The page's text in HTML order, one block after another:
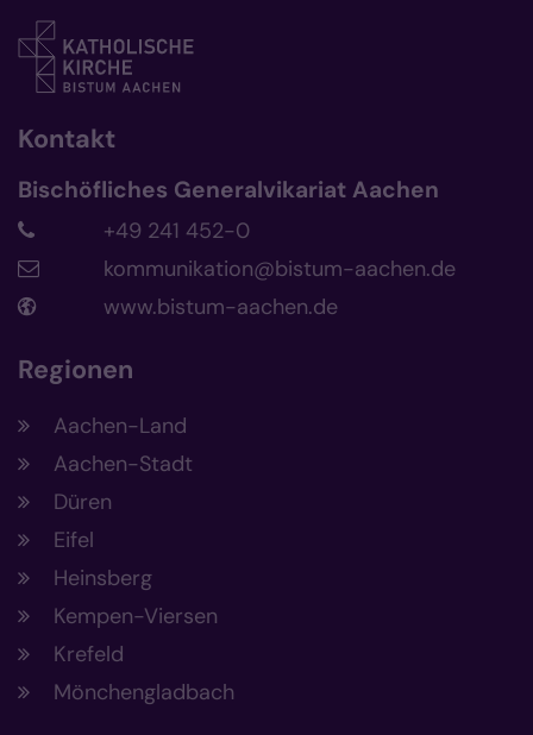
Kontakt
Bischöfliches Generalvikariat Aachen
+49 241 452-0
kommunikation@bistum-aachen.de
www.bistum-aachen.de
Regionen
Aachen-Land
Aachen-Stadt
Düren
Eifel
Heinsberg
Kempen-Viersen
Krefeld
Mönchengladbach